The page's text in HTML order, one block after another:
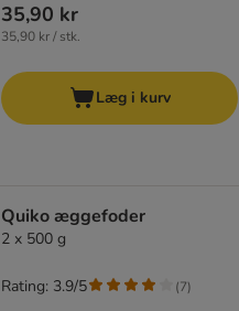
35,90 kr
35,90 kr / stk.
Læg i kurv
Quiko æggefoder
2 x 500 g
Rating: 3.9/5 (7)